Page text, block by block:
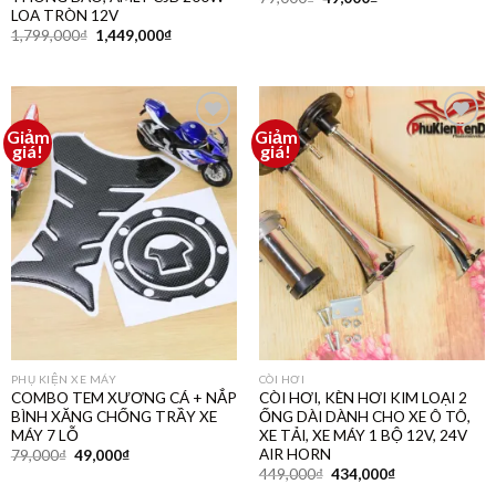
LOA TRÒN 12V
1,799,000₫ 1,449,000₫
Giảm
giá!
Thêm
vào
yêu
thích
PHỤ KIỆN XE MÁY
COMBO TEM XƯƠNG CÁ + NẮP
BÌNH XĂNG CHỐNG TRẦY XE
MÁY 7 LỖ
79,000₫ 49,000₫
Giảm
giá!
Thêm
CÒI HƠI
CÒI HƠI, KÈN HƠI KIM LOẠI 2
ỐNG DÀI DÀNH CHO XE Ô TÔ,
XE TẢI, XE MÁY 1 BỘ 12V, 24V
AIR HORN
449,000₫ 434,000₫